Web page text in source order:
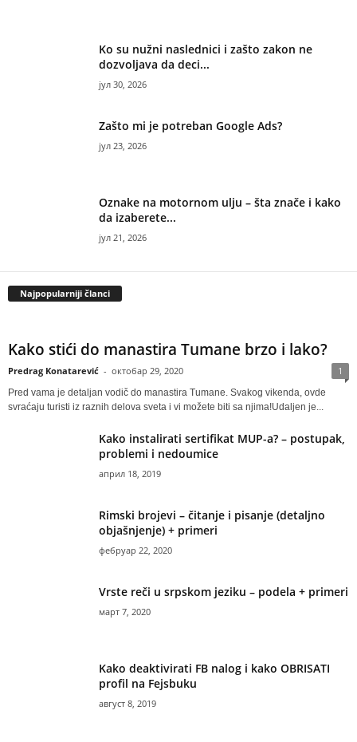
Ko su nužni naslednici i zašto zakon ne
dozvoljava da deci...
јул 30, 2026
Zašto mi je potreban Google Ads?
јул 23, 2026
Oznake na motornom ulju – šta znače i kako
da izaberete...
јул 21, 2026
Najpopularniji članci
Kako stići do manastira Tumane brzo i lako?
Predrag Konatarević - октобар 29, 2020 1
Pred vama je detaljan vodič do manastira Tumane. Svakog vikenda, ovde
svraćaju turisti iz raznih delova sveta i vi možete biti sa njima!Udaljen je...
Kako instalirati sertifikat MUP-a? – postupak,
problemi i nedoumice
април 18, 2019
Rimski brojevi – čitanje i pisanje (detaljno
objašnjenje) + primeri
фебруар 22, 2020
Vrste reči u srpskom jeziku – podela + primeri
март 7, 2020
Kako deaktivirati FB nalog i kako OBRISATI
profil na Fejsbuku
август 8, 2019